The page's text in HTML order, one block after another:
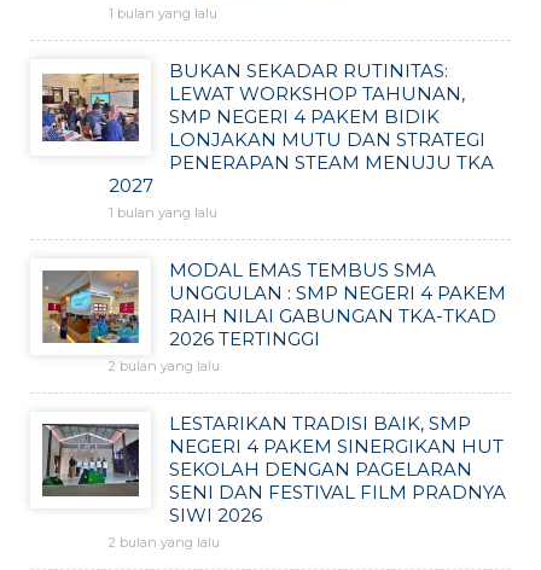
1 bulan yang lalu
BUKAN SEKADAR RUTINITAS:
LEWAT WORKSHOP TAHUNAN,
SMP NEGERI 4 PAKEM BIDIK
LONJAKAN MUTU DAN STRATEGI
PENERAPAN STEAM MENUJU TKA
2027
1 bulan yang lalu
MODAL EMAS TEMBUS SMA
UNGGULAN : SMP NEGERI 4 PAKEM
RAIH NILAI GABUNGAN TKA-TKAD
2026 TERTINGGI
2 bulan yang lalu
LESTARIKAN TRADISI BAIK, SMP
NEGERI 4 PAKEM SINERGIKAN HUT
SEKOLAH DENGAN PAGELARAN
SENI DAN FESTIVAL FILM PRADNYA
SIWI 2026
2 bulan yang lalu